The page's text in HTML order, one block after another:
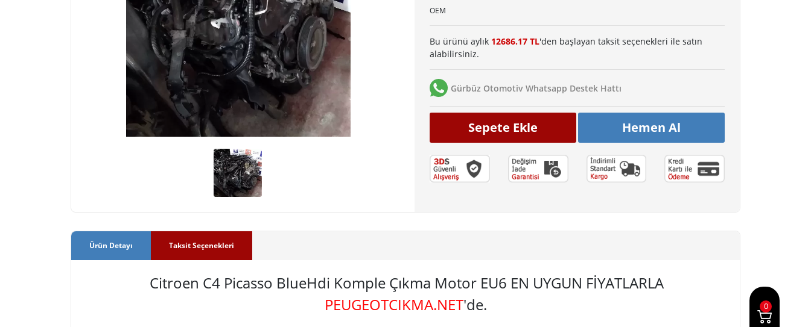
OEM
Bu ürünü aylık 12686.17 TL'den başlayan taksit seçenekleri ile satın
alabilirsiniz.
Gürbüz Otomotiv Whatsapp Destek Hattı
Sepete Ekle Hemen Al
Ürün Detayı Taksit Seçenekleri
Citroen C4 Picasso BlueHdi Komple Çıkma Motor EU6 EN UYGUN FİYATLARLA
PEUGEOTCIKMA.NET'de. 0